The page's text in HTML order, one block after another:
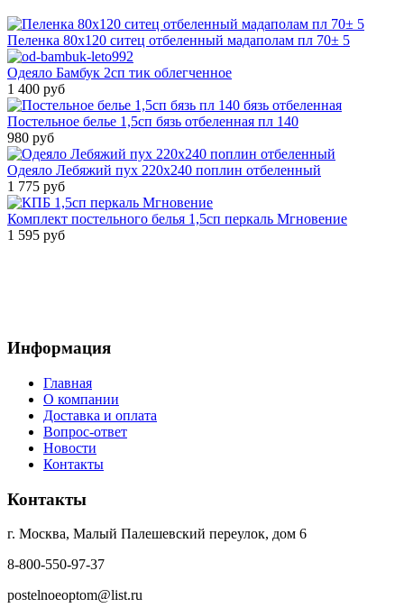
Пеленка 80х120 ситец отбеленный мадаполам пл 70± 5
Одеяло Бамбук 2сп тик облегченное
1 400 руб
Постельное белье 1,5сп бязь отбеленная пл 140
980 руб
Одеяло Лебяжий пух 220х240 поплин отбеленный
1 775 руб
Комплект постельного белья 1,5сп перкаль Мгновение
1 595 руб
Информация
Главная
О компании
Доставка и оплата
Вопрос-ответ
Новости
Контакты
Контакты
г. Москва, Малый Палешевский переулок, дом 6
8-800-550-97-37
postelnoeoptom@list.ru